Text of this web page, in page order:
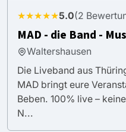
★★★★★5.0(2
MAD - die Band -
Waltershausen
Die Liveband aus
MAD bringt eure
Beben. 100% live –
N...